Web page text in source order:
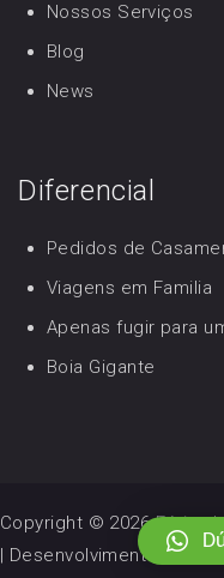
Nossos Serviços
Blog
News
Diferencial
Pedidos de
Viagens em Familia
Apenas fugir para
Boia Gigante
Copyright © 2026Férias
Desenvolvimento de